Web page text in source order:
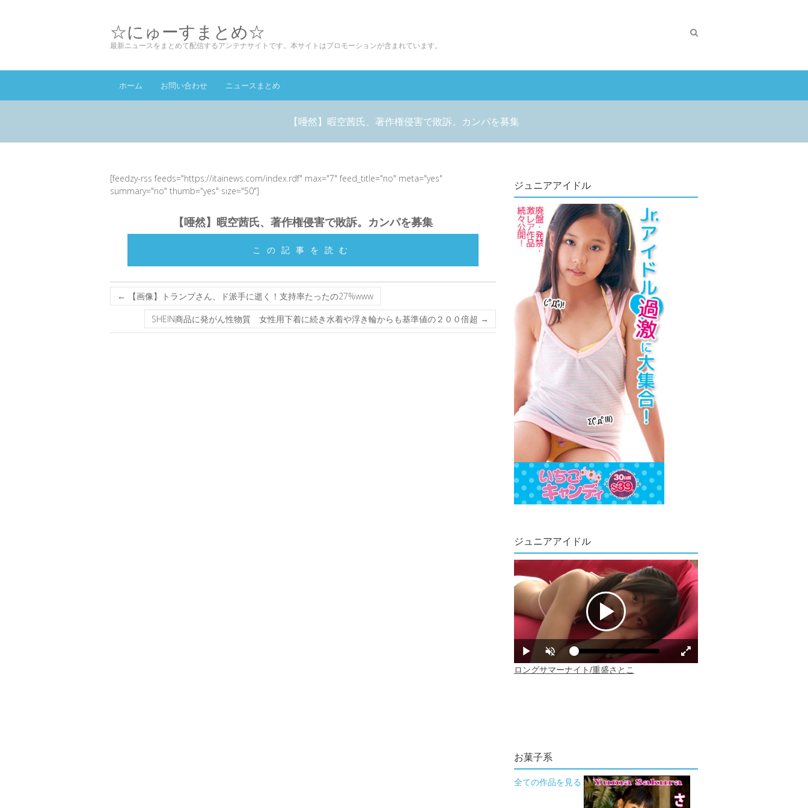
☆にゅーすまとめ☆
最新ニュースをまとめて配信するアンテナサイトです。本サイトはプロモーションが含まれています。
ホーム お問い合わせ ニュースまとめ
【唖然】暇空茜氏、著作権侵害で敗訴。カンパを募集
[feedzy-rss feeds="https://itainews.com/index.rdf" max="7" feed_title="no" meta="yes"
summary="no" thumb="yes" size="50"]
【唖然】暇空茜氏、著作権侵害で敗訴。カンパを募集
この記事を読む
←
【画像】トランプさん、ド派手に逝く！支持率たったの27%www
SHEIN商品に発がん性物質 女性用下着に続き水着や浮き輪からも基準値の２００倍超 →
ジュニアアイドル
ジュニアアイドル
お菓子系
全ての作品を見る